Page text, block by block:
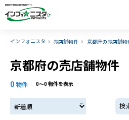
インフォニスタ 売店舗物件 京都府の売店舗物
京都府の売店舗物件
0 物件 0〜0 物件を表示
検